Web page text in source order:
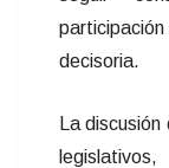
decisoria.
La